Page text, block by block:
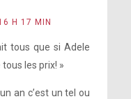
H 17 MIN
tous que si Adele
les prix! »
an c’est un tel ou